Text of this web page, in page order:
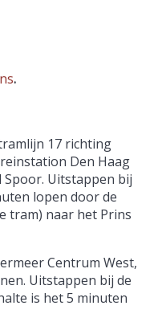
.
17 richting
Den Haag
Spoor. Uitstappen bij
lopen door de
tram) naar het Prins
Centrum West,
Uitstappen bij de
is het 5 minuten